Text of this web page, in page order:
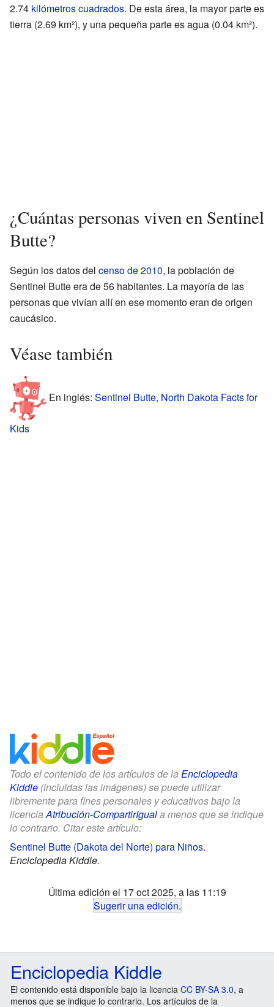
2.74 kilómetros cuadrados. De esta área, la mayor parte es
tierra (2.69 km²), y una pequeña parte es agua (0.04 km²).
¿Cuántas personas viven en Sentinel
Butte?
Según los datos del censo de 2010, la población de
Sentinel Butte era de 56 habitantes. La mayoría de las
personas que vivían allí en ese momento eran de origen
caucásico.
Véase también
En inglés: Sentinel Butte, North Dakota Facts for
Kids
Todo el contenido de los artículos de la Enciclopedia
Kiddle (incluidas las imágenes) se puede utilizar
libremente para fines personales y educativos bajo la
licenciaAtribución-CompartirIguala menos que se indique
lo contrario. Citar este artículo:
Sentinel Butte (Dakota del Norte) para Niños.
Enciclopedia Kiddle.
Última edición el 17 oct 2025, a las 11:19
Sugerir una edición.
Enciclopedia Kiddle
El contenido está disponible bajo la licencia CC BY-SA 3.0, a
menos que se indique lo contrario. Los artículos de la